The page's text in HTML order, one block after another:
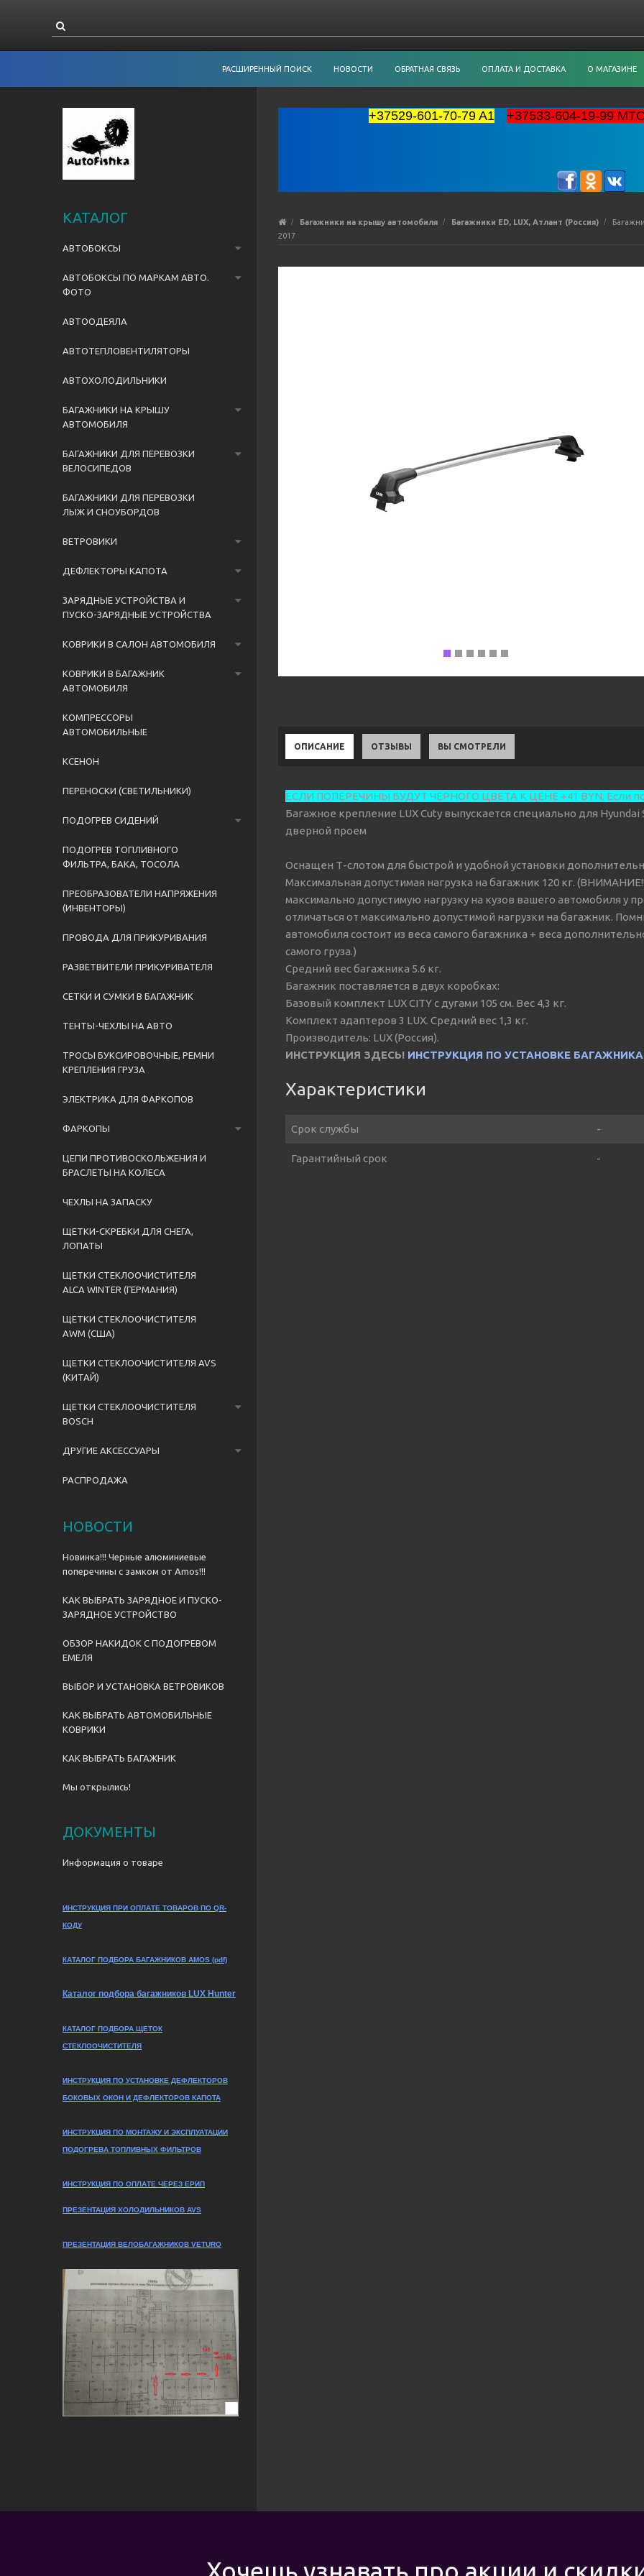
РАСШИРЕННЫЙ ПОИСК НОВОСТИ ОБРАТНАЯ СВЯЗЬ ОПЛАТА И ДОСТАВКА О МАГАЗИНЕ
КАТАЛОГ
АВТОБОКСЫ
АВТОБОКСЫ ПО МАРКАМ АВТО.
ФОТО
АВТООДЕЯЛА
АВТОТЕПЛОВЕНТИЛЯТОРЫ
АВТОХОЛОДИЛЬНИКИ
БАГАЖНИКИ НА КРЫШУ
АВТОМОБИЛЯ
БАГАЖНИКИ ДЛЯ ПЕРЕВОЗКИ
ВЕЛОСИПЕДОВ
БАГАЖНИКИ ДЛЯ ПЕРЕВОЗКИ
ЛЫЖ И СНОУБОРДОВ
ВЕТРОВИКИ
ДЕФЛЕКТОРЫ КАПОТА
ЗАРЯДНЫЕ УСТРОЙСТВА И
ПУСКО-ЗАРЯДНЫЕ УСТРОЙСТВА
КОВРИКИ В САЛОН АВТОМОБИЛЯ
КОВРИКИ В БАГАЖНИК
АВТОМОБИЛЯ
КОМПРЕССОРЫ
АВТОМОБИЛЬНЫЕ
КСЕНОН
ПЕРЕНОСКИ (СВЕТИЛЬНИКИ)
ПОДОГРЕВ СИДЕНИЙ
ПОДОГРЕВ ТОПЛИВНОГО
ФИЛЬТРА, БАКА, ТОСОЛА
ПРЕОБРАЗОВАТЕЛИ НАПРЯЖЕНИЯ
(ИНВЕНТОРЫ)
ПРОВОДА ДЛЯ ПРИКУРИВАНИЯ
РАЗВЕТВИТЕЛИ ПРИКУРИВАТЕЛЯ
СЕТКИ И СУМКИ В БАГАЖНИК
ТЕНТЫ-ЧЕХЛЫ НА АВТО
ТРОСЫ БУКСИРОВОЧНЫЕ, РЕМНИ
КРЕПЛЕНИЯ ГРУЗА
ЭЛЕКТРИКА ДЛЯ ФАРКОПОВ
ФАРКОПЫ
ЦЕПИ ПРОТИВОСКОЛЬЖЕНИЯ И
БРАСЛЕТЫ НА КОЛЕСА
ЧЕХЛЫ НА ЗАПАСКУ
ЩЕТКИ-СКРЕБКИ ДЛЯ СНЕГА,
ЛОПАТЫ
ЩЕТКИ СТЕКЛООЧИСТИТЕЛЯ
ALCA WINTER (ГЕРМАНИЯ)
ЩЕТКИ СТЕКЛООЧИСТИТЕЛЯ
AWM (США)
ЩЕТКИ СТЕКЛООЧИСТИТЕЛЯ AVS
(КИТАЙ)
ЩЕТКИ СТЕКЛООЧИСТИТЕЛЯ
BOSCH
ДРУГИЕ АКСЕССУАРЫ
РАСПРОДАЖА
НОВОСТИ
Новинка!!! Черные алюминиевые
поперечины с замком от Amos!!!
КАК ВЫБРАТЬ ЗАРЯДНОЕ И ПУСКО-
ЗАРЯДНОЕ УСТРОЙСТВО
ОБЗОР НАКИДОК С ПОДОГРЕВОМ
ЕМЕЛЯ
ВЫБОР И УСТАНОВКА ВЕТРОВИКОВ
КАК ВЫБРАТЬ АВТОМОБИЛЬНЫЕ
КОВРИКИ
КАК ВЫБРАТЬ БАГАЖНИК
Мы открылись!
ДОКУМЕНТЫ
Информация о товаре
ИНСТРУКЦИЯ ПРИ ОПЛАТЕ ТОВАРОВ ПО QR-
КОДУ
КАТАЛОГ ПОДБОРА БАГАЖНИКОВ AMOS (pdf)
Каталог подбора багажников LUX Hunter
КАТАЛОГ ПОДБОРА ЩЕТОК
СТЕКЛООЧИСТИТЕЛЯ
ИНСТРУКЦИЯ ПО УСТАНОВКЕ ДЕФЛЕКТОРОВ
БОКОВЫХ ОКОН И ДЕФЛЕКТОРОВ КАПОТА
ИНСТРУКЦИЯ ПО МОНТАЖУ И ЭКСПЛУАТАЦИИ
ПОДОГРЕВА ТОПЛИВНЫХ ФИЛЬТРОВ
ИНСТРУКЦИЯ ПО ОПЛАТЕ ЧЕРЕЗ ЕРИП
ПРЕЗЕНТАЦИЯ ХОЛОДИЛЬНИКОВ AVS
ПРЕЗЕНТАЦИЯ ВЕЛОБАГАЖНИКОВ VETURO
+37529-601-70-79 A1 +37533-604-19-99 MTC
Багажники на крышу автомобиля Багажники ED, LUX, Атлант (Россия)
2017
ОПИСАНИЕ ОТЗЫВЫ ВЫ СМОТРЕЛИ
ЕСЛИ ПОПЕРЕЧИНЫ БУДУТ ЧЕРНОГО ЦВЕТА К ЦЕНЕ +41 BYN. Если
Багажное крепление LUX Cuty выпускается специально для Hyundai
дверной проем
Оснащен Т-слотом для быстрой и удобной установки
Максимальная допустимая нагрузка на багажник 120 кг.
максимально допустимую нагрузку на кузов вашего автомобиля у
отличаться от максимально допустимой нагрузки на багажник.
автомобиля состоит из веса самого багажника + веса
самого груза.)
Средний вес багажника 5.6 кг.
Багажник поставляется в двух коробках:
Базовый комплект LUX CITY с дугами 105 см. Вес 4,3 кг.
Комплект адаптеров 3 LUX. Средний вес 1,3 кг.
Производитель: LUX (Россия).
ИНСТРУКЦИЯ ЗДЕСЬ! ИНСТРУКЦИЯ ПО УСТАНОВКЕ БАГАЖНИКА
Характеристики
Срок службы -
Гарантийный срок -